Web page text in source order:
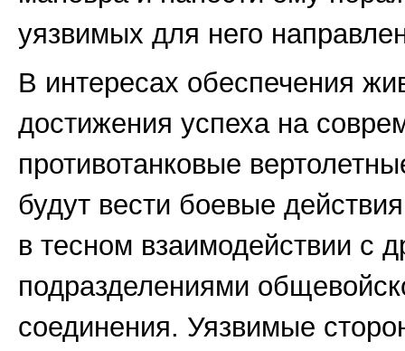
уязвимых для него
В интересах обеспечения
достижения успеха на
противотанковые
будут вести боевые
в тесном взаимодействии с
подразделениями
соединения. Уязвимые